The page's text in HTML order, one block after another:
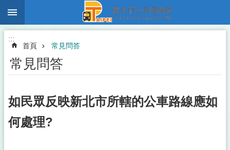
跳到主要內容區塊
:::
首頁 常見問答
常見問答
如民眾反映新北市所轄的公車路線應如
何處理?